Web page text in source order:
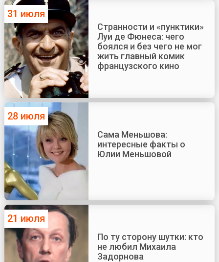
31 июля
Странности и «пунктики»
Луи де Фюнеса: чего
боялся и без чего не мог
жить главный комик
французского кино
28 июля
Сама Меньшова:
интересные факты о
Юлии Меньшовой
21 июля
По ту сторону шутки: кто
не любил Михаила
Задорнова